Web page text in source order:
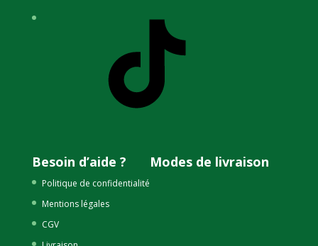
Besoin d’aide ?
Politique de confidentialité
Mentions légales
CGV
Modes de livraison